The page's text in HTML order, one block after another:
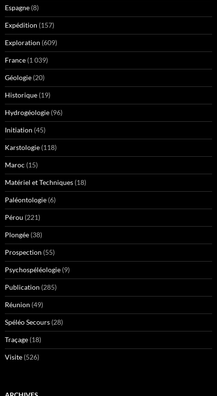
Espagne (8)
Expédition (157)
Exploration (609)
France (1 039)
Géologie (20)
Historique (19)
Hydrogéologie (96)
Initiation (45)
Karstologie (118)
Maroc (15)
Matériel et Techniques (18)
Paléontologie (6)
Pérou (221)
Plongée (38)
Prospection (55)
Psychospéléologie (9)
Publication (285)
Réunion (49)
Spéléo Secours (28)
Traçage (18)
Visite (526)